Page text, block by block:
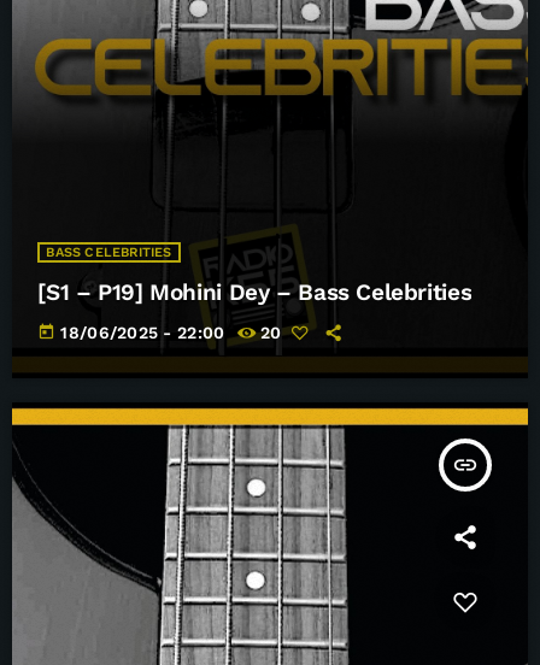
BASS CELEBRITIES
[S1 – P19] Mohini Dey – Bass Celebrities
today 18/06/2025 - 22:00 20
insert_link